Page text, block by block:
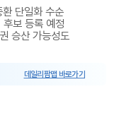
단일화 수순
보 등록 예정
승산 가능성도
데일리팜맵 바로가기